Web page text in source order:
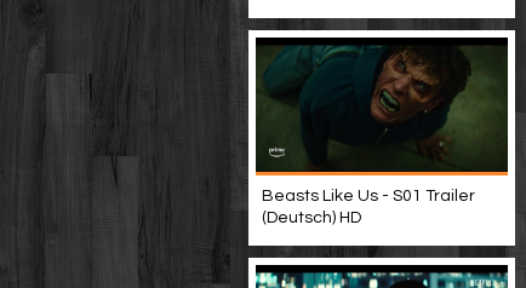
Beasts Like Us - S01 Trailer
(Deutsch) HD